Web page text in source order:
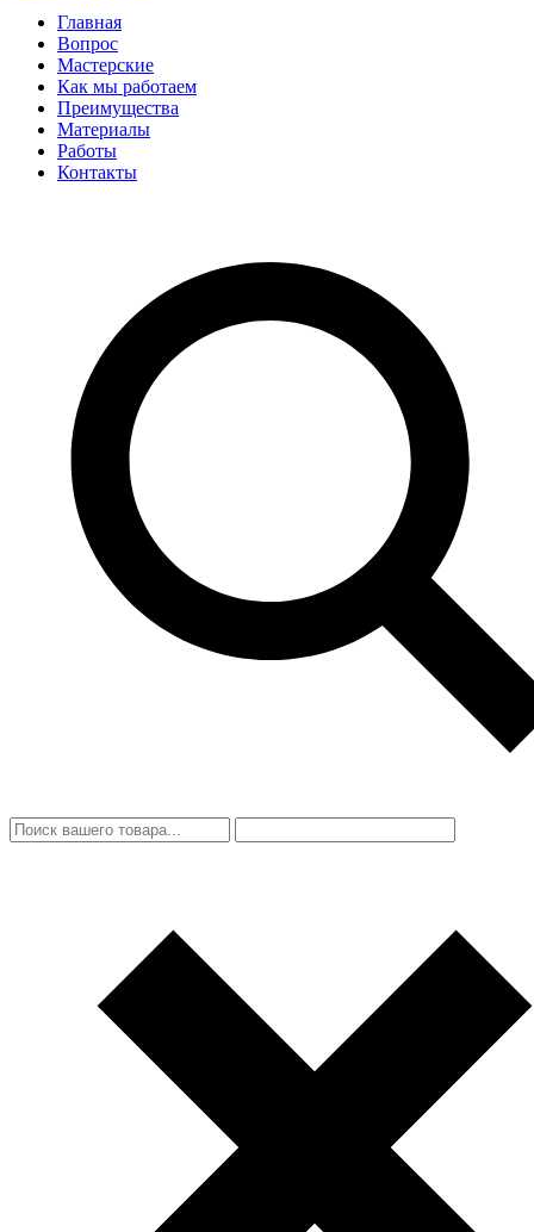
Главная
Вопрос
Мастерские
Как мы работаем
Преимущества
Материалы
Работы
Контакты